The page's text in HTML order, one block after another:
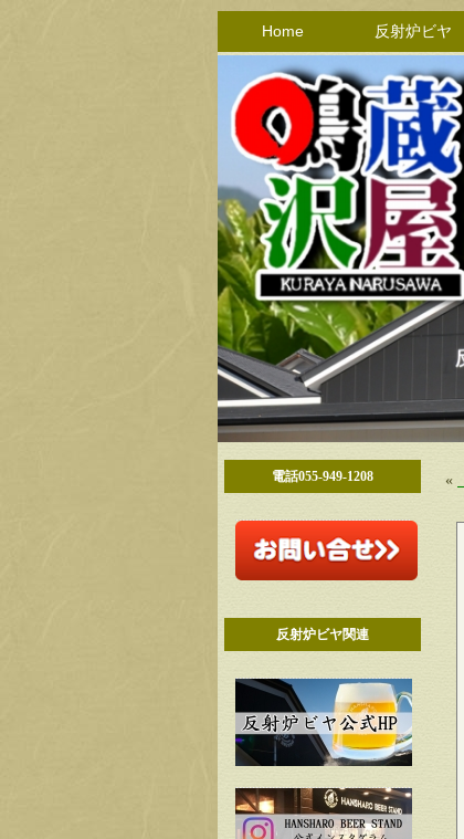
Home 反射炉ビヤ
電話055-949-1208
反射炉ビヤ関連
«